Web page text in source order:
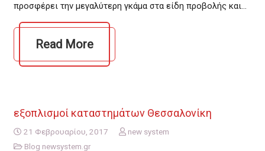
προσφέρει την μεγαλύτερη γκάμα στα είδη προβολής και…
Read More
εξοπλισμοί καταστημάτων Θεσσαλονίκη
21 Φεβρουαρίου, 2017
new system
Blog newsystem.gr